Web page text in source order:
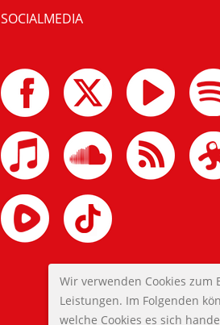
SOCIALMEDIA
Wir verwenden Cookies
Leistungen. Im Folgenden
welche Cookies es sich